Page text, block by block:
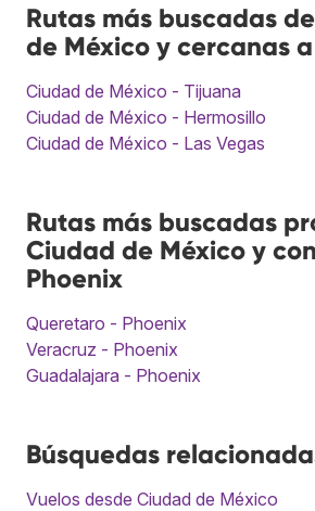
Rutas más buscadas
de México y cercanas
Ciudad de México - Tijuana
Ciudad de México - Hermosillo
Ciudad de México - Las Vegas
Rutas más buscadas
Ciudad de México y
Phoenix
Queretaro - Phoenix
Veracruz - Phoenix
Guadalajara - Phoenix
Búsquedas
Vuelos desde Ciudad de México